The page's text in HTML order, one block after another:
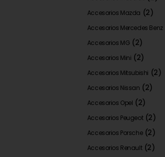
Accesorios Mazda (2)
Accesorios Mercedes Benz
Accesorios MG (2)
Accesorios Mini (2)
Accesorios Mitsubishi (2)
Accesorios Nissan (2)
Accesorios Opel (2)
Accesorios Peugeot (2)
Accesorios Porsche (2)
Accesorios Renault (2)